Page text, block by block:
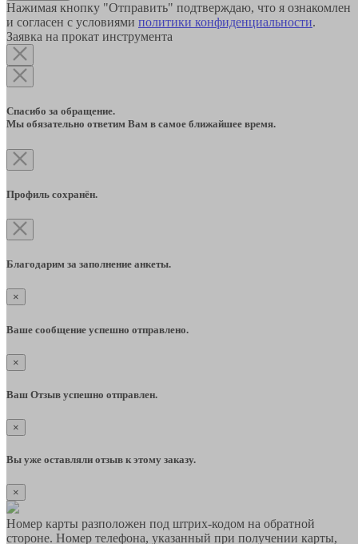
Нажимая кнопку "Отправить" подтверждаю, что я ознакомлен
и согласен с условиями политики конфиденциальности.
Заявка на прокат инструмента
Спасибо за обращение.
Мы обязательно ответим Вам в самое ближайшее время.
Профиль сохранён.
Благодарим за заполнение анкеты.
×
Ваше сообщение успешно отправлено.
×
Ваш Отзыв успешно отправлен.
×
Вы уже оставляли отзыв к этому заказу.
×
Номер карты разположен под штрих-кодом на обратной
стороне. Номер телефона, указанный при получении карты,